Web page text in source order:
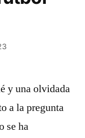
y una olvidada
a la pregunta
se ha